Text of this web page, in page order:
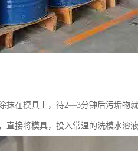
抹在模具上，待2—3分钟后污垢物
直接将模具，投入常温的洗模水溶